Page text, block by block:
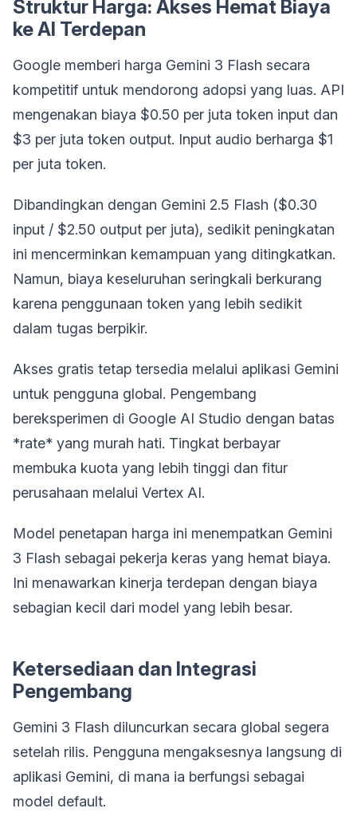
Struktur Harga: Akses Hemat Biaya
ke AI Terdepan
Google memberi harga Gemini 3 Flash secara
kompetitif untuk mendorong adopsi yang luas. API
mengenakan biaya $0.50 per juta token input dan
$3 per juta token output. Input audio berharga $1
per juta token.
Dibandingkan dengan Gemini 2.5 Flash ($0.30
input / $2.50 output per juta), sedikit peningkatan
ini mencerminkan kemampuan yang ditingkatkan.
Namun, biaya keseluruhan seringkali berkurang
karena penggunaan token yang lebih sedikit
dalam tugas berpikir.
Akses gratis tetap tersedia melalui aplikasi Gemini
untuk pengguna global. Pengembang
bereksperimen di Google AI Studio dengan batas
*rate* yang murah hati. Tingkat berbayar
membuka kuota yang lebih tinggi dan fitur
perusahaan melalui Vertex AI.
Model penetapan harga ini menempatkan Gemini
3 Flash sebagai pekerja keras yang hemat biaya.
Ini menawarkan kinerja terdepan dengan biaya
sebagian kecil dari model yang lebih besar.
Ketersediaan dan Integrasi
Pengembang
Gemini 3 Flash diluncurkan secara global segera
setelah rilis. Pengguna mengaksesnya langsung di
aplikasi Gemini, di mana ia berfungsi sebagai
model default.